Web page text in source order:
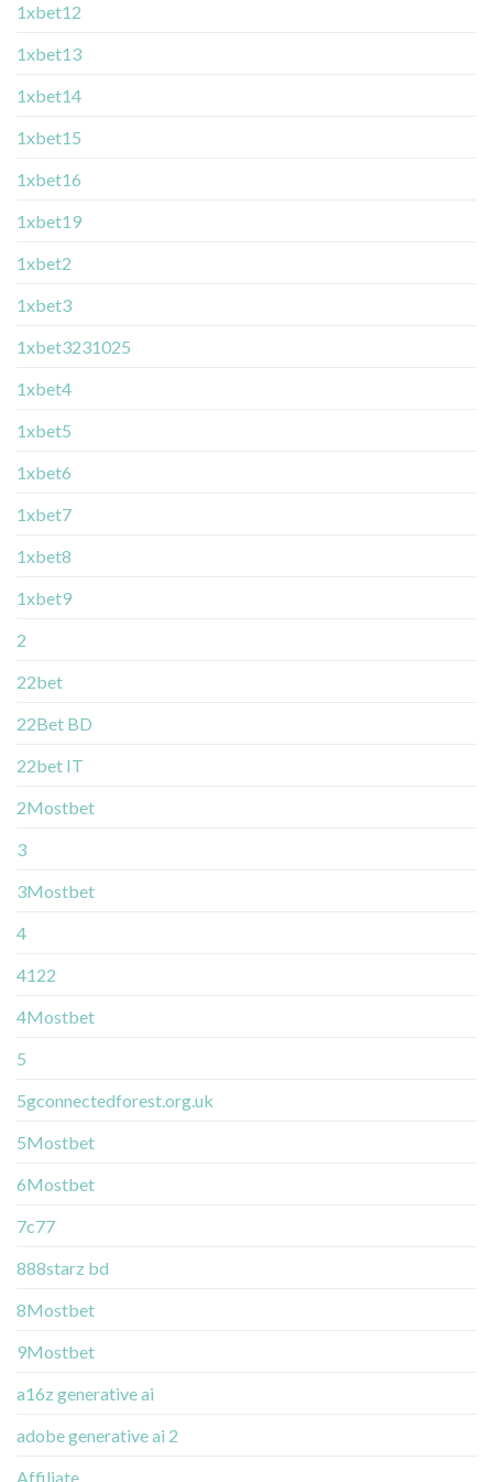
1xbet12
1xbet13
1xbet14
1xbet15
1xbet16
1xbet19
1xbet2
1xbet3
1xbet3231025
1xbet4
1xbet5
1xbet6
1xbet7
1xbet8
1xbet9
2
22bet
22Bet BD
22bet IT
2Mostbet
3
3Mostbet
4
4122
4Mostbet
5
5gconnectedforest.org.uk
5Mostbet
6Mostbet
7c77
888starz bd
8Mostbet
9Mostbet
a16z generative ai
adobe generative ai 2
Affiliate